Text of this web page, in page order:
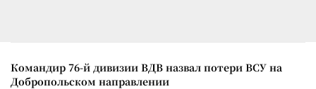
Командир 76-й дивизии ВДВ назвал потери ВСУ на
Добропольском направлении